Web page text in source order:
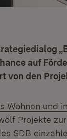
auf
von den
Wohnen und
Projekte
SDB